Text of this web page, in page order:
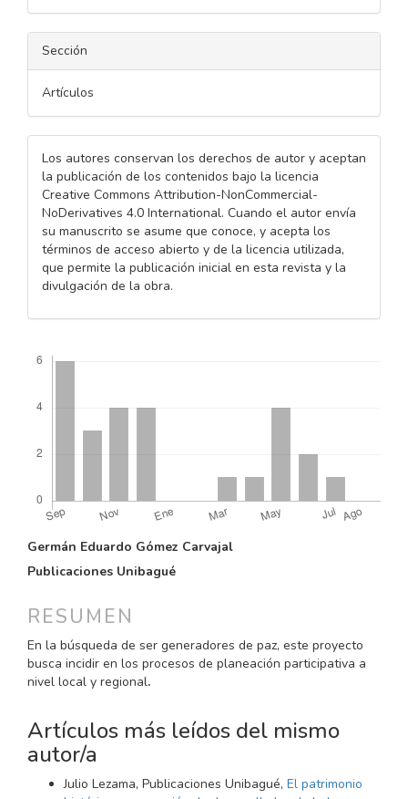
Sección
Artículos
Los autores conservan los derechos de autor y aceptan
la publicación de los contenidos bajo la licencia
Creative Commons Attribution-NonCommercial-
NoDerivatives 4.0 International. Cuando el autor envía
su manuscrito se asume que conoce, y acepta los
términos de acceso abierto y de la licencia utilizada,
que permite la publicación inicial en esta revista y la
divulgación de la obra.
CONTENIDO
PRINCIPAL
ARTÍCULO
Germán Eduardo Gómez Carvajal
Publicaciones Unibagué
RESUMEN
En la búsqueda de ser generadores de paz, este proyecto
busca incidir en los procesos de planeación participativa a
nivel local y regional.
Artículos más leídos del mismo
autor/a
Julio Lezama, Publicaciones Unibagué, El patrimonio